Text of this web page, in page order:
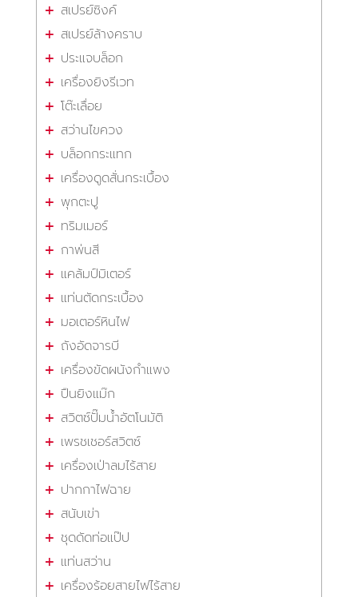
สเปรย์ซิงค์
สเปรย์ล้างคราบ
ประแจบล็อก
เครื่องยิงรีเวท
โต๊ะเลื่อย
สว่านไขควง
บล็อกกระแทก
เครื่องดูดสั่นกระเบื้อง
พุกตะปู
ทริมเมอร์
กาพ่นสี
แคล้มป์มิเตอร์
แท่นตัดกระเบื้อง
มอเตอร์หินไฟ
ถังอัดจารบี
เครื่องขัดผนังกำแพง
ปืนยิงแม๊ก
สวิตซ์ปั๊มน้ำอัตโนมัติ
เพรชเชอร์สวิตซ์
เครื่องเป่าลมไร้สาย
ปากกาไฟฉาย
สนับเข่า
ชุดดัดท่อแป๊ป
แท่นสว่าน
เครื่องร้อยสายไฟไร้สาย